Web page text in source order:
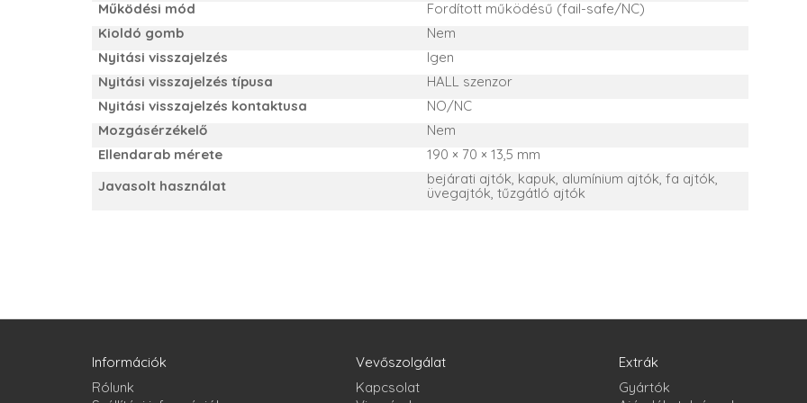
Működési mód
Fordított működésű (fail-safe/NC)
Kioldó gomb
Nem
Nyitási visszajelzés
Igen
Nyitási visszajelzés típusa
HALL szenzor
Nyitási visszajelzés kontaktusa
NO/NC
Mozgásérzékelő
Nem
Ellendarab mérete
190 × 70 × 13,5 mm
Javasolt használat
bejárati ajtók, kapuk, alumínium ajtók, fa ajtók,
üvegajtók, tűzgátló ajtók
Információk
Rólunk
Vevőszolgálat
Kapcsolat
Extrák
Gyártók